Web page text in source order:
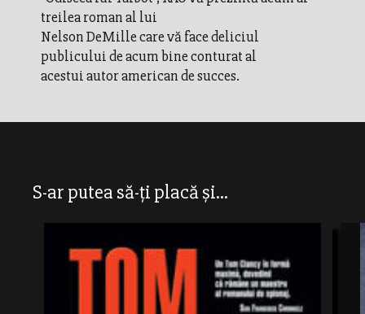
treilea roman al lui
Nelson DeMille care vă face deliciul
publicului de acum bine conturat al
acestui autor american de succes.
S-ar putea să-ți placă și...